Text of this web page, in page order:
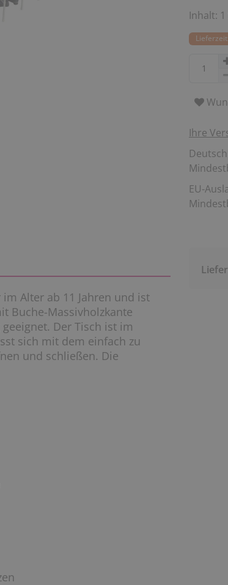
Inhalt: 1
Ihre
EU-
Alter ab 11 Jahren und ist
Buche-Massivholzkante
Der Tisch ist im
sich mit dem einfach zu
und schließen. Die